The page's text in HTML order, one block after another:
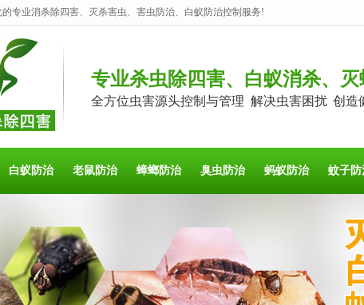
专业消杀除四害、灭杀害虫、害虫防治、白蚁防治控制服务!
专业杀虫除四害、白蚁消杀、灭
全方位虫害源头控制与管理 解决虫害困扰 创造
白蚁防治 老鼠防治 蟑螂防治 臭虫防治 蚂蚁防治 蚊子防